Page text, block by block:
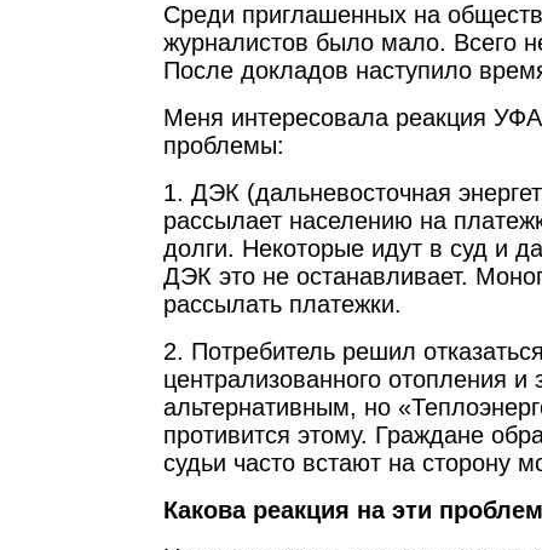
Среди приглашенных на
журналистов было мало. Всего
После докладов наступило
Меня интересовала реакция
проблемы:
1. ДЭК (дальневосточная
рассылает населению на
долги. Некоторые идут в суд и
ДЭК это не останавливает.
рассылать платежки.
2. Потребитель решил
централизованного отопления и
альтернативным, но
противится этому. Граждане
судьи часто встают на сторону
Какова реакция на эти